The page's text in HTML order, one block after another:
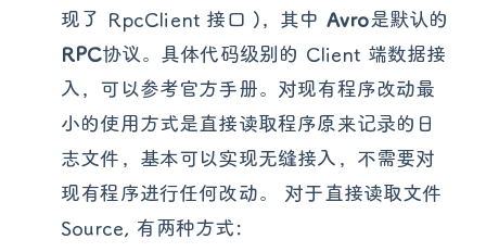
现了 RpcClient 接口 )，其中 Avro是默认的
RPC协议。具体代码级别的 Client 端数据接
入，可以参考官方手册。对现有程序改动最
小的使用方式是直接读取程序原来记录的日
志文件，基本可以实现无缝接入，不需要对
现有程序进行任何改动。 对于直接读取文件
Source, 有两种方式：